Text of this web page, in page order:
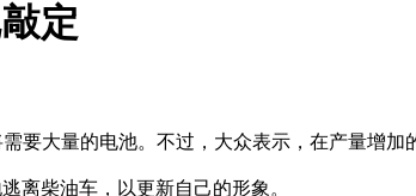
定
大量的电池。不过，大众表示，在产量增加
离柴油车，以更新自己的形象。